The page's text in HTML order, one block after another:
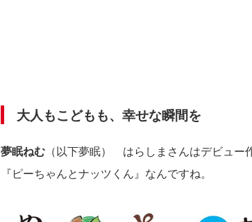
大人もこどもも、幸せな瞬間を
夢眠ねむ （以下夢眠） はらしまさんはデビュー
『ピーちゃんとナッツくん』なんですね。